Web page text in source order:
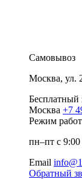
Самовывоз
Москва, ул.
Москва +7
Режим
пн–пт с
Email
Обратный